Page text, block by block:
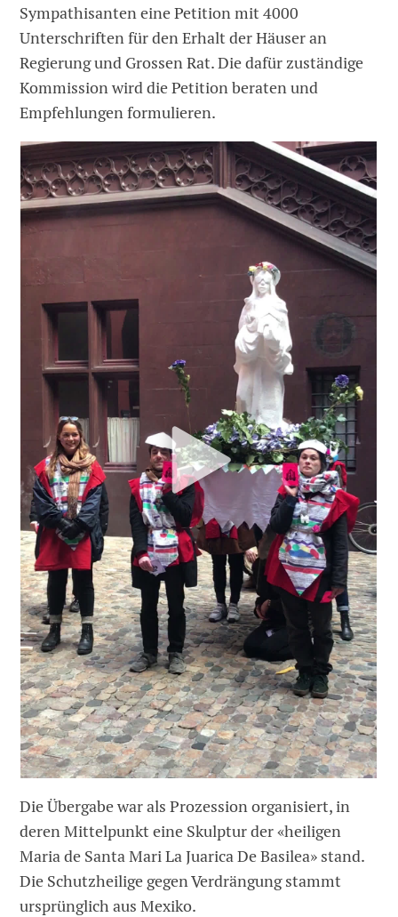
Sympathisanten eine Petition mit 4000
Unterschriften für den Erhalt der Häuser an
Regierung und Grossen Rat. Die dafür zuständige
Kommission wird die Petition beraten und
Empfehlungen formulieren.
Die Übergabe war als Prozession organisiert, in
deren Mittelpunkt eine Skulptur der «heiligen
Maria de Santa Mari La Juarica De Basilea» stand.
Die Schutzheilige gegen Verdrängung stammt
ursprünglich aus Mexiko.